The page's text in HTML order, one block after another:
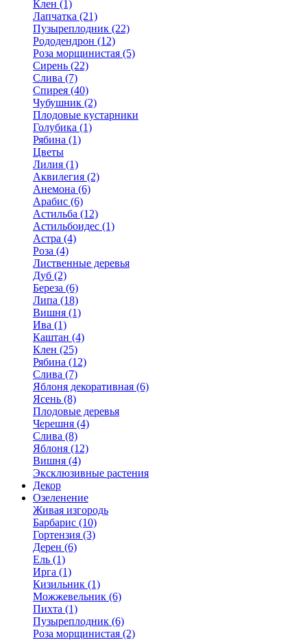
Клен (1)
Лапчатка (21)
Пузыреплодник (22)
Рододендрон (12)
Роза морщинистая (5)
Сирень (22)
Слива (7)
Спирея (40)
Чубушник (2)
Плодовые кустарники
Голубика (1)
Рябина (1)
Цветы
Лилия (1)
Аквилегия (2)
Анемона (6)
Арабис (6)
Астильба (12)
Астильбоидес (1)
Астра (4)
Роза (4)
Лиственные деревья
Дуб (2)
Береза (6)
Липа (18)
Вишня (1)
Ива (1)
Каштан (4)
Клен (25)
Рябина (12)
Слива (7)
Яблоня декоративная (6)
Ясень (8)
Плодовые деревья
Черешня (4)
Слива (8)
Яблоня (12)
Вишня (4)
Эксклюзивные растения
Декор
Озеленение
Живая изгородь
Барбарис (10)
Гортензия (3)
Дерен (6)
Ель (1)
Ирга (1)
Кизильник (1)
Можжевельник (6)
Пихта (1)
Пузыреплодник (6)
Роза морщинистая (2)